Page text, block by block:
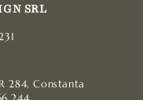
SRL
284, Constanta